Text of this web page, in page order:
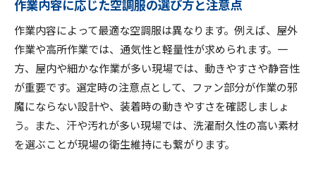
作業内容に応じた空調服の選び方と注意点
作業内容によって最適な空調服は異なります。例えば、屋外
作業や高所作業では、通気性と軽量性が求められます。一
方、屋内や細かな作業が多い現場では、動きやすさや静音性
が重要です。選定時の注意点として、ファン部分が作業の邪
魔にならない設計や、装着時の動きやすさを確認しましょ
う。また、汗や汚れが多い現場では、洗濯耐久性の高い素材
を選ぶことが現場の衛生維持にも繋がります。